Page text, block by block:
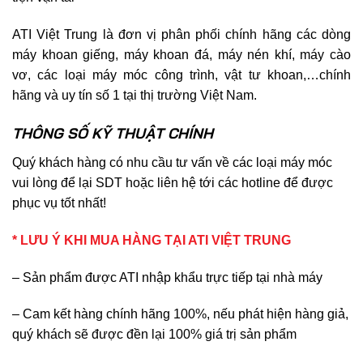
ATI Việt Trung là đơn vị phân phối chính hãng các dòng
máy khoan giếng, máy khoan đá, máy nén khí, máy cào
vơ, các loại máy móc công trình, vật tư khoan,…chính
hãng và uy tín số 1 tại thị trường Việt Nam.
THÔNG SỐ KỸ THUẬTCHÍNH
Quý khách hàng có nhu cầu tư vấn về các loại máy móc
vui lòng để lại SDT hoặc liên hệ tới các hotline để được
phục vụ tốt nhất!
* LƯU Ý KHI MUA HÀNG TẠI ATI VIỆT TRUNG
– Sản phẩm được ATI nhập khẩu trực tiếp tại nhà máy
– Cam kết hàng chính hãng 100%, nếu phát hiện hàng giả,
quý khách sẽ được đền lại 100% giá trị sản phẩm